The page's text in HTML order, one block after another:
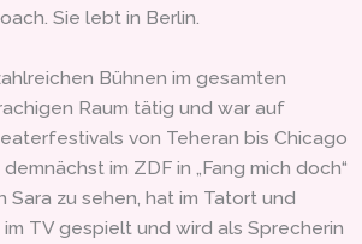
Sie lebt in Berlin.
Bühnen im gesamten
Raum tätig und war auf
von Teheran bis Chicago
im ZDF in „Fang mich doch“
Sara zu sehen, hat im Tatort und
TV gespielt und wird als Sprecherin